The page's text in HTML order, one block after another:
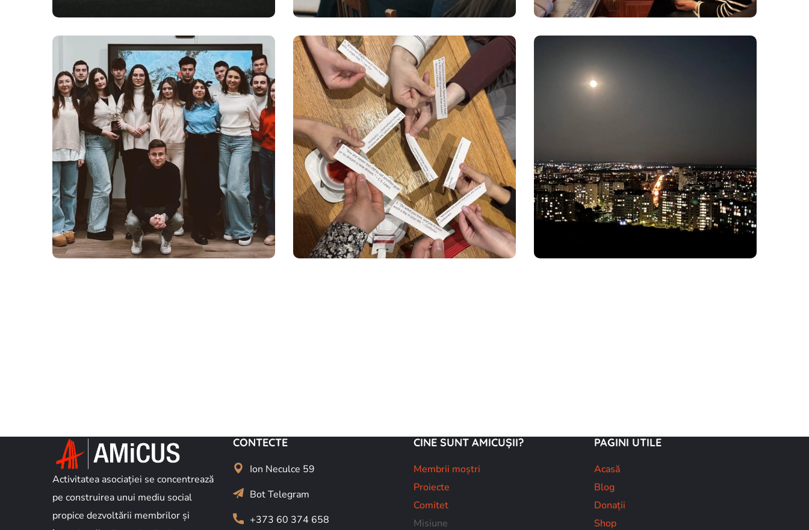
Level Up
#Culturale
English Club
#Culturale
City Quest prin
Chișinău
#Culturale #Recreative
Activitatea asociației se concentrează
pe construirea unui mediu social
propice dezvoltării membrilor și
CONTECTE
Ion Neculce 59
Bot Telegram
+373 60 374 658
CINE SUNT AMICUȘII?
Membrii moștri
Proiecte
Comitet
Misiune
PAGINI UTILE
Acasă
Blog
Donații
Shop